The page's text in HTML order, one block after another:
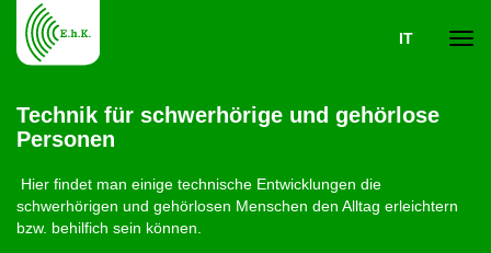
IT
Technik für schwerhörige und gehörlose
Personen
Hier findet man einige technische Entwicklungen die
schwerhörigen und gehörlosen Menschen den Alltag erleichtern
bzw. behilfich sein können.